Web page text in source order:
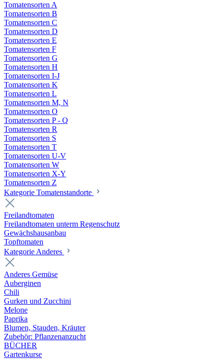
Tomatensorten A
Tomatensorten B
Tomatensorten C
Tomatensorten D
Tomatensorten E
Tomatensorten F
Tomatensorten G
Tomatensorten H
Tomatensorten I-J
Tomatensorten K
Tomatensorten L
Tomatensorten M, N
Tomatensorten O
Tomatensorten P - Q
Tomatensorten R
Tomatensorten S
Tomatensorten T
Tomatensorten U-V
Tomatensorten W
Tomatensorten X-Y
Tomatensorten Z
Kategorie Tomatenstandorte
Freilandtomaten
Freilandtomaten unterm Regenschutz
Gewächshausanbau
Topftomaten
Kategorie Anderes
Anderes Gemüse
Auberginen
Chili
Gurken und Zucchini
Melone
Paprika
Blumen, Stauden, Kräuter
Zubehör: Pflanzenanzucht
BÜCHER
Gartenkurse